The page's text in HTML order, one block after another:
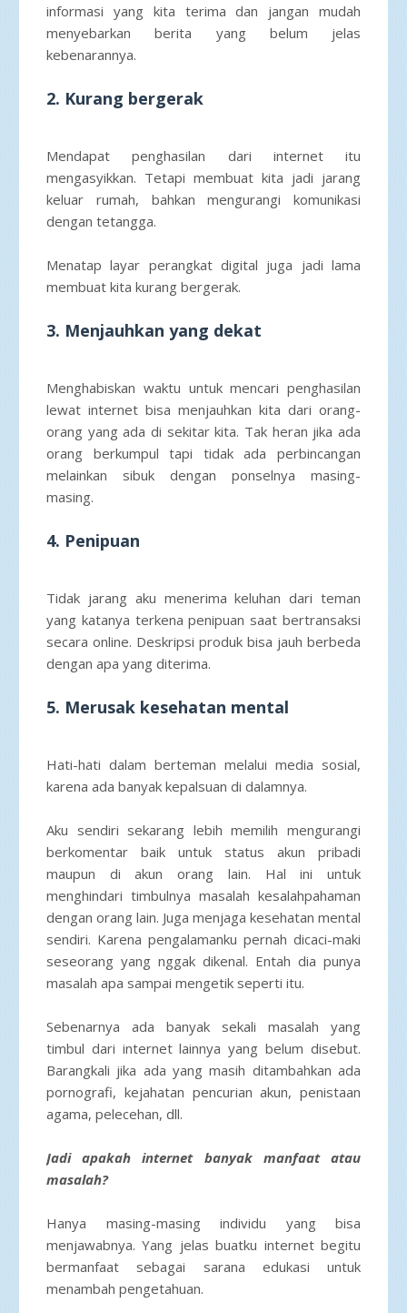
informasi yang kita terima dan jangan mudah
menyebarkan berita yang belum jelas
kebenarannya.
2. Kurang bergerak
Mendapat penghasilan dari internet itu
mengasyikkan. Tetapi membuat kita jadi jarang
keluar rumah, bahkan mengurangi komunikasi
dengan tetangga.
Menatap layar perangkat digital juga jadi lama
membuat kita kurang bergerak.
3. Menjauhkan yang dekat
Menghabiskan waktu untuk mencari penghasilan
lewat internet bisa menjauhkan kita dari orang-
orang yang ada di sekitar kita. Tak heran jika ada
orang berkumpul tapi tidak ada perbincangan
melainkan sibuk dengan ponselnya masing-
masing.
4. Penipuan
Tidak jarang aku menerima keluhan dari teman
yang katanya terkena penipuan saat bertransaksi
secara online. Deskripsi produk bisa jauh berbeda
dengan apa yang diterima.
5. Merusak kesehatan mental
Hati-hati dalam berteman melalui media sosial,
karena ada banyak kepalsuan di dalamnya.
Aku sendiri sekarang lebih memilih mengurangi
berkomentar baik untuk status akun pribadi
maupun di akun orang lain. Hal ini untuk
menghindari timbulnya masalah kesalahpahaman
dengan orang lain. Juga menjaga kesehatan mental
sendiri. Karena pengalamanku pernah dicaci-maki
seseorang yang nggak dikenal. Entah dia punya
masalah apa sampai mengetik seperti itu.
Sebenarnya ada banyak sekali masalah yang
timbul dari internet lainnya yang belum disebut.
Barangkali jika ada yang masih ditambahkan ada
pornografi, kejahatan pencurian akun, penistaan
agama, pelecehan, dll.
Jadi apakah internet banyak manfaat atau
masalah?
Hanya masing-masing individu yang bisa
menjawabnya. Yang jelas buatku internet begitu
bermanfaat sebagai sarana edukasi untuk
menambah pengetahuan.